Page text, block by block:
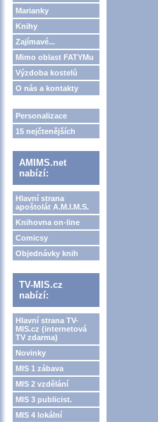
Marianky
Knihy
Zajímavé...
Mimo oblast FATYMu
Výzdoba kostelů
O nás a kontakty
Personalizace
15 nejčtenějších
AMIMS.net
nabízí:
Hlavní strana
apoštolát A.M.I.M.S.
Knihovna on-line
Comicsy
Objednávky knih
TV-MIS.cz
nabízí:
Hlavní strana TV-
MIS.cz (internetová
TV zdarma)
Novinky
MIS 1 zábava
MIS 2 vzdělání
MIS 3 publicist.
MIS 4 lokální